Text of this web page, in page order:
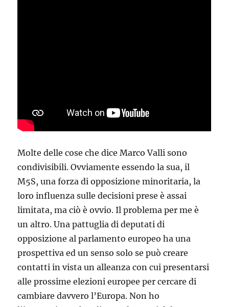
Molte delle cose che dice Marco Valli​ sono
condivisibili. Ovviamente essendo la sua, il
M5S, una forza di opposizione minoritaria, la
loro influenza sulle decisioni prese è assai
limitata, ma ciò è ovvio. Il problema per me è
un altro. Una pattuglia di deputati di
opposizione al parlamento europeo ha una
prospettiva ed un senso solo se può creare
contatti in vista un alleanza con cui presentarsi
alle prossime elezioni europee per cercare di
cambiare davvero l’Europa. Non ho